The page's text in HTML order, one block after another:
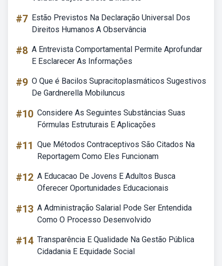
#7 Estão Previstos Na Declaração Universal Dos
Direitos Humanos A Observância
#8 A Entrevista Comportamental Permite Aprofundar
E Esclarecer As Informações
#9 O Que é Bacilos Supracitoplasmáticos Sugestivos
De Gardnerella Mobiluncus
#10 Considere As Seguintes Substâncias Suas
Fórmulas Estruturais E Aplicações
#11 Que Métodos Contraceptivos São Citados Na
Reportagem Como Eles Funcionam
#12 A Educacao De Jovens E Adultos Busca
Oferecer Oportunidades Educacionais
#13 A Administração Salarial Pode Ser Entendida
Como O Processo Desenvolvido
#14 Transparência E Qualidade Na Gestão Pública
Cidadania E Equidade Social